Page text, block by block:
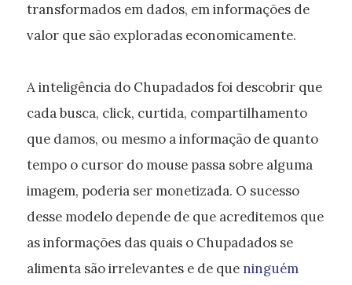
transformados em dados, em informações de
valor que são exploradas economicamente.
A inteligência do Chupadados foi descobrir que
cada busca, click, curtida, compartilhamento
que damos, ou mesmo a informação de quanto
tempo o cursor do mouse passa sobre alguma
imagem, poderia ser monetizada. O sucesso
desse modelo depende de que acreditemos que
as informações das quais o Chupadados se
alimenta são irrelevantes e de que ninguém